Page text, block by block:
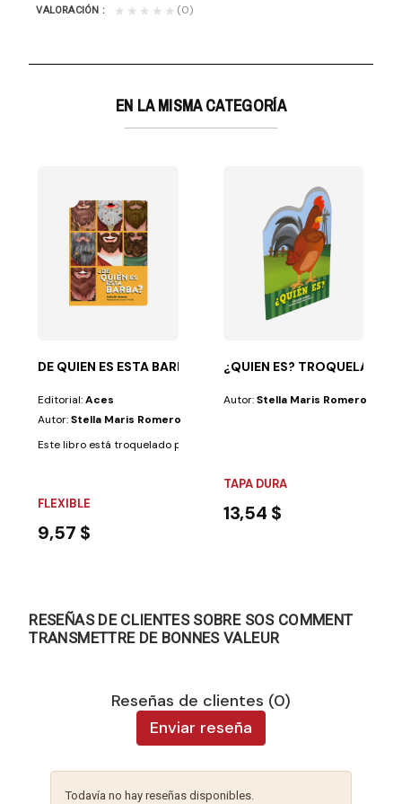
VALORACIÓN ★★★★★ (0)
EN LA MISMA CATEGORÍA
la edad de...
DE LA BIBLIA
un lenguaje sencillo y ameno, cinco relatos...
DE QUIEN ES ESTA BARBA?
Editorial:Aces
Autor:Stella Maris Romero
Este libro está troquelado para que el lector coloque su nariz encima y
FLEXIBLE
9,57 $
¿QUIEN ES? TROQUELADO
Autor:Stella Maris Romero
TAPA DURA
13,54 $
RESEÑAS DE CLIENTES SOBRE SOS COMMENT
TRANSMETTRE DE BONNES VALEUR
Reseñas de clientes (0)
Enviar reseña
Todavía no hay reseñas disponibles.